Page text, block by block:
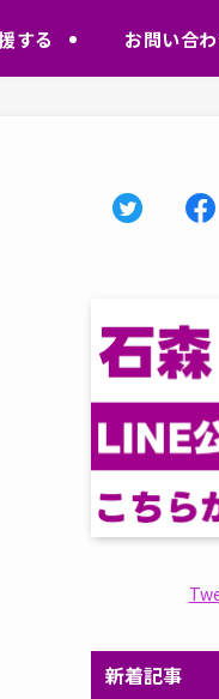
する お問い合
新着記事